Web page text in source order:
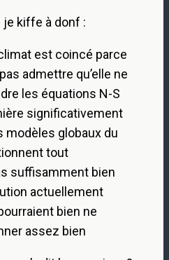
je kiffe à donf :
est coincé parce
admettre qu’elle ne
les équations N-S
significativement
modèles globaux du
tout
suffisamment bien
actuellement
bien ne
assez bien